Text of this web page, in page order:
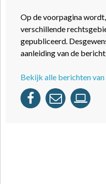
Op de voorpagina
verschillende
gepubliceerd.
aanleiding van de
Bekijk alle berichten van